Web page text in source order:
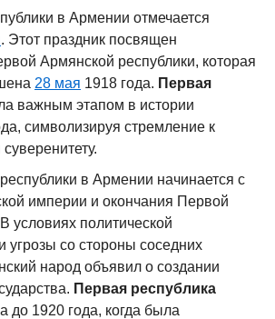
в Армении отмечается
. Этот праздник посвящен
Армянской республики, которая
28 мая 1918 года. Первая
важным этапом в истории
символизируя стремление к
в Армении начинается с
империи и окончания Первой
условиях политической
угрозы со стороны соседних
народ объявил о создании
Первая республика
до 1920 года, когда была